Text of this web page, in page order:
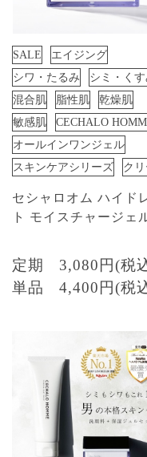
SALE
エイジング
シワ・たるみ
シミ・くす
混合肌
脂性肌
乾燥肌
敏感肌
CECHALO
オールインワンジェル
スキンケアシリーズ
ク
セシャロオム ハイド
ト モイスチャージェ
定期
3,080円(税
単品
4,400円(税